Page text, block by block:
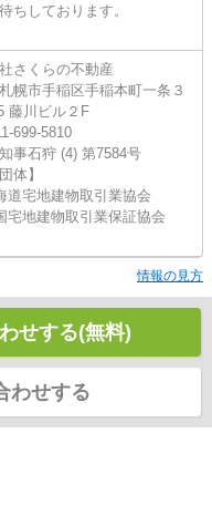
ちしております。
さくらの不動産
幌市手稲区手稲本町一条３
藤川ビル２F
699-5810
事石狩 (4) 第7584号
体】
道宅地建物取引業協会
宅地建物取引業保証協会
情報の見方
せする(無料)
わせする